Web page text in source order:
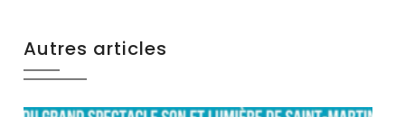
Autres articles